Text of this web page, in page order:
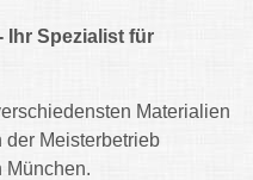
Ihr Spezialist für
Materialien
der Meisterbetrieb
München.